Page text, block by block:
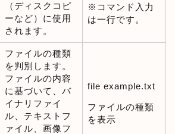
（ディスクコピ
ーなど）に使用
されます。
※コマンド入力
は一行です。
ファイルの種類
を判別します。
ファイルの内容
に基づいて、バ
イナリファイ
ル、テキストフ
ァイル、画像フ
file example.txt
ファイルの種類
を表示